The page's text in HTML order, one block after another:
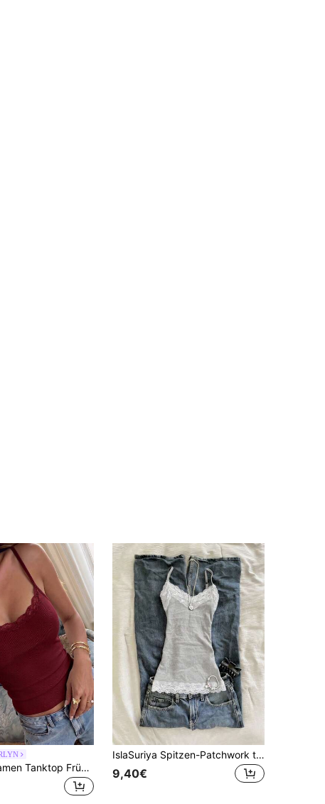
NOIRLYN Damen Tanktop Frühling/Sommer Y2K Sexy Slim Fit Spitzen-Patchwork Camisole Lässig
IslaSuriya Spitzen-Patchwork tailliertes Damen-Camisole
9,40€